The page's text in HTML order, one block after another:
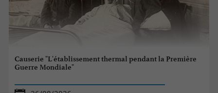
Causerie "L'établissement thermal pendant la Première
Guerre Mondiale"